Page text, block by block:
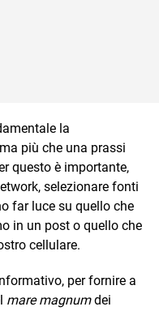
la
più che una prassi
questo è importante,
selezionare fonti
far luce su quello che
in un post o quello che
cellulare.
per fornire a
mare magnumdei